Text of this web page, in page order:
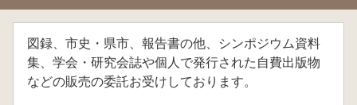
図録、市史・県市、報告書の他、シンポジウム資料
集、学会・研究会誌や個人で発行された自費出版物
などの販売の委託お受けしております。